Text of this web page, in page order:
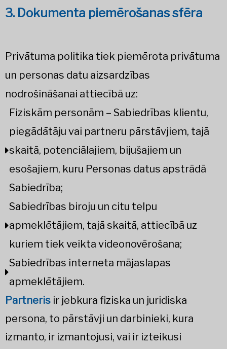
3. Dokumenta piemērošanas sfēra
Privātuma politika tiek piemērota privātuma
un personas datu aizsardzības
nodrošināšanai attiecībā uz:
Fiziskām personām – Sabiedrības klientu,
piegādātāju vai partneru pārstāvjiem, tajā
skaitā, potenciālajiem, bijušajiem un
esošajiem, kuru Personas datus apstrādā
Sabiedrība;
Sabiedrības biroju un citu telpu
apmeklētājiem, tajā skaitā, attiecībā uz
kuriem tiek veikta videonovērošana;
Sabiedrības interneta mājaslapas
apmeklētājiem.
Partneris ir jebkura fiziska un juridiska
persona, to pārstāvji un darbinieki, kura
izmanto, ir izmantojusi, vai ir izteikusi